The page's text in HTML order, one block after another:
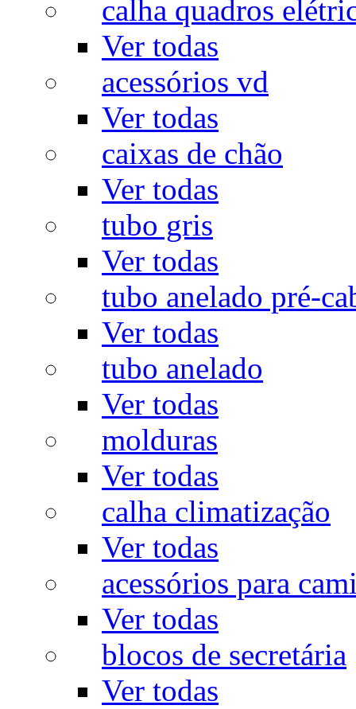
calha quadros
Ver todas
acessórios vd
Ver todas
caixas de chão
Ver todas
tubo gris
Ver todas
tubo anelado pré-
Ver todas
tubo anelado
Ver todas
molduras
Ver todas
calha climatização
Ver todas
acessórios para
Ver todas
blocos de secretária
Ver todas